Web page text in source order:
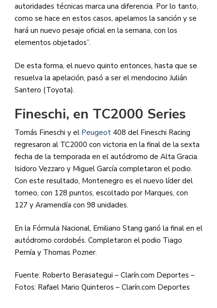
autoridades técnicas marca una diferencia. Por lo tanto,
como se hace en estos casos, apelamos la sanción y se
hará un nuevo pesaje oficial en la semana, con los
elementos objetados”.
De esta forma, el nuevo quinto entonces, hasta que se
resuelva la apelación, pasó a ser el mendocino Julián
Santero (Toyota).
Fineschi, en TC2000 Series
Tomás Fineschi y el Peugeot 408 del Fineschi Racing
regresaron al TC2000 con victoria en la final de la sexta
fecha de la temporada en el autódromo de Alta Gracia.
Isidoro Vezzaro y Miguel García completaron el podio.
Con este resultado, Montenegro es el nuevo líder del
torneo, con 128 puntos, escoltado por Marques, con
127 y Aramendía con 98 unidades.
En la Fórmula Nacional, Emiliano Stang ganó la final en el
autódromo cordobés. Completaron el podio Tiago
Pernía y Thomas Pozner.
Fuente: Roberto Berasategui – Clarín.com Deportes –
Fotos: Rafael Mario Quinteros – Clarín.com Deportes